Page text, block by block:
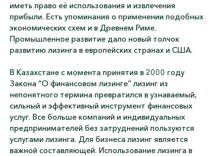
иметь право её использования и извлечения
прибыли. Есть упоминания о применении подобных
экономических схем и в Древнем Риме.
Промышленное развитие дало новый толчок
развитию лизинга в европейских странах и США.
В Казахстане с момента принятия в 2000 году
Закона “О финансовом лизинге” лизинг из
непонятного термина превратился в узнаваемый,
сильный и эффективный инструмент финансовых
услуг. Все больше компаний и индивидуальных
предпринимателей без затруднений пользуются
услугами лизинга. Для бизнеса лизинг является
важной составляющей. Использование лизинга в